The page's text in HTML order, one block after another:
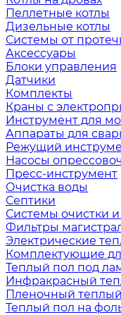
Пеллетные котлы
Дизельные котлы
Системы от
Аксессуары
Блоки управления
Датчики
Комплекты
Краны с
Инструмент для
Аппараты для
Режущий
Насосы
Пресс-инструмент
Очистка воды
Септики
Системы очистки
Фильтры
Электрические
Комплектующие
Теплый пол под
Инфракрасный
Пленочный
Теплый пол на